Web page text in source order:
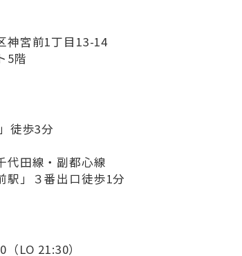
神宮前1丁目13-14
5階
徒歩3分
代田線・副都心線
駅」３番出口徒歩1分
LO 21:30）